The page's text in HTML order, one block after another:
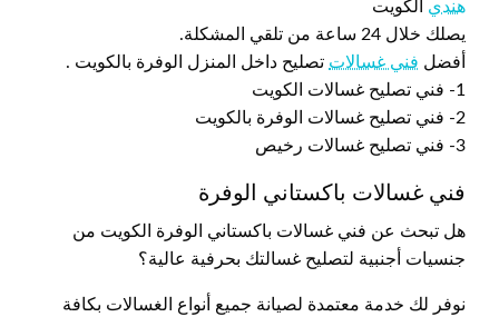
هندي الكويت
يصلك خلال 24 ساعة من تلقي المشكلة.
أفضل فني غسالات تصليح داخل المنزل الوفرة بالكويت .
1- فني تصليح غسالات الكويت
2- فني تصليح غسالات الوفرة بالكويت
3- فني تصليح غسالات رخيص
فني غسالات باكستاني الوفرة
هل تبحث عن فني غسالات باكستاني الوفرة الكويت من
جنسيات أجنبية لتصليح غسالتك بحرفية عالية؟
نوفر لك خدمة معتمدة لصيانة جميع أنواع الغسالات بكافة